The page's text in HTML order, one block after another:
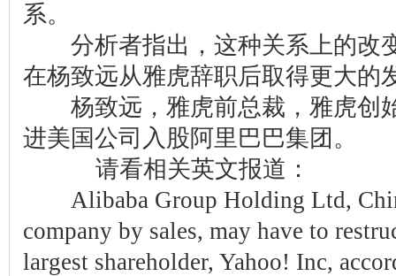
系。
分析者指出，这种关系上的改
在杨致远从雅虎辞职后取得更大的
杨致远，雅虎前总裁，雅虎创
进美国公司入股阿里巴巴集团。
请看相关英文报道：
Alibaba Group Holding Ltd,
company by sales, may have to
largest shareholder, Yahoo! Inc,